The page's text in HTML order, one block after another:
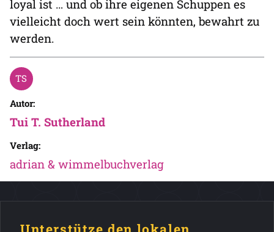
loyal ist … und ob ihre eigenen Schuppen es
vielleicht doch wert sein könnten, bewahrt zu
werden.
Autor:
Tui T. Sutherland
Verlag:
adrian & wimmelbuchverlag